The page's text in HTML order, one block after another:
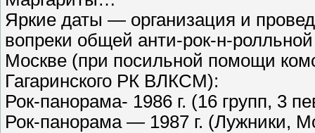
Яркие даты — организация и
вопреки общей анти-рок-н-
Москве (при посильной помощи
Гагаринского РК ВЛКСМ):
Рок-панорама- 1986 г. (16 групп, 3
Рок-панорама — 1987 г. (Лужники,